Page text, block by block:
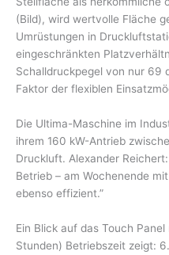
(Bild), wird wertvolle Fläche
Umrüstungen in
eingeschränkten
Schalldruckpegel von nur 69
Faktor der flexiblen
Die Ultima-Maschine im
ihrem 160 kW-Antrieb
Druckluft. Alexander
Betrieb – am Wochenende
ebenso effizient.”
Ein Blick auf das Touch
Stunden) Betriebszeit zeigt: